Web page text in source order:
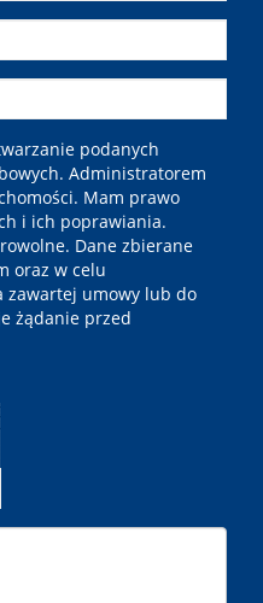
podanych
Administratorem
Mam prawo
i ich poprawiania.
Dane zbierane
oraz w celu
zawartej umowy lub do
żądanie przed